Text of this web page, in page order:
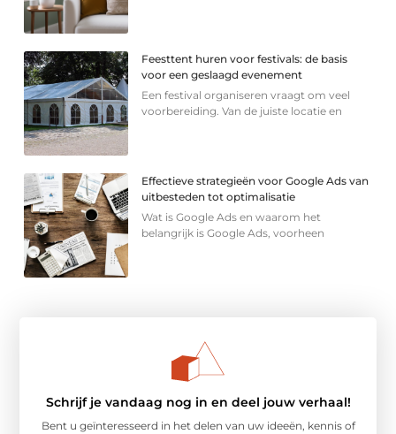
Feesttent huren voor festivals: de basis
voor een geslaagd evenement
Een festival organiseren vraagt om veel
voorbereiding. Van de juiste locatie en
Effectieve strategieën voor Google Ads van
uitbesteden tot optimalisatie
Wat is Google Ads en waarom het
belangrijk is Google Ads, voorheen
Schrijf je vandaag nog in en deel jouw verhaal!
Bent u geïnteresseerd in het delen van uw ideeën, kennis of